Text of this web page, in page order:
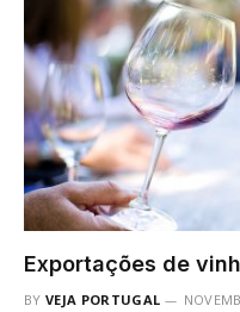
Exportações de
BY VEJA PORTUGAL